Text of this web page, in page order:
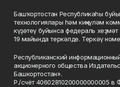
Башҡортостан Республикаһы
технологиялары һәм киңкүләм
күҙәтеү буйынса федераль
19 майында теркәлде. Теркәү
Республиканский
акционерного общества
Башкортостан».
Р./счёт 40602810200000000005